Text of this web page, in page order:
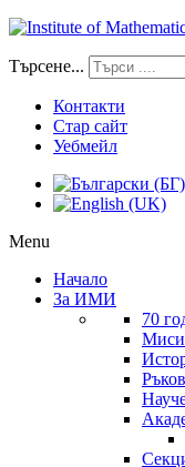
Търсене...
Контакти
Стар сайт
Уебмейл
Menu
Начало
За ИМИ
70